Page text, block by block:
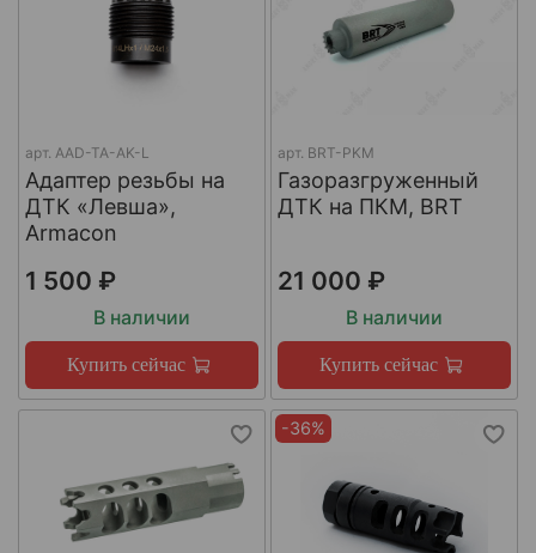
арт. AAD-TA-AK-L
Адаптер резьбы на
ДТК «Левша»,
Armacon
1 500 ₽
В наличии
Купить сейчас
арт. BRT-PKM
Газоразгруженный
ДТК на ПКМ, BRT
21 000 ₽
В наличии
Купить сейчас
-36%